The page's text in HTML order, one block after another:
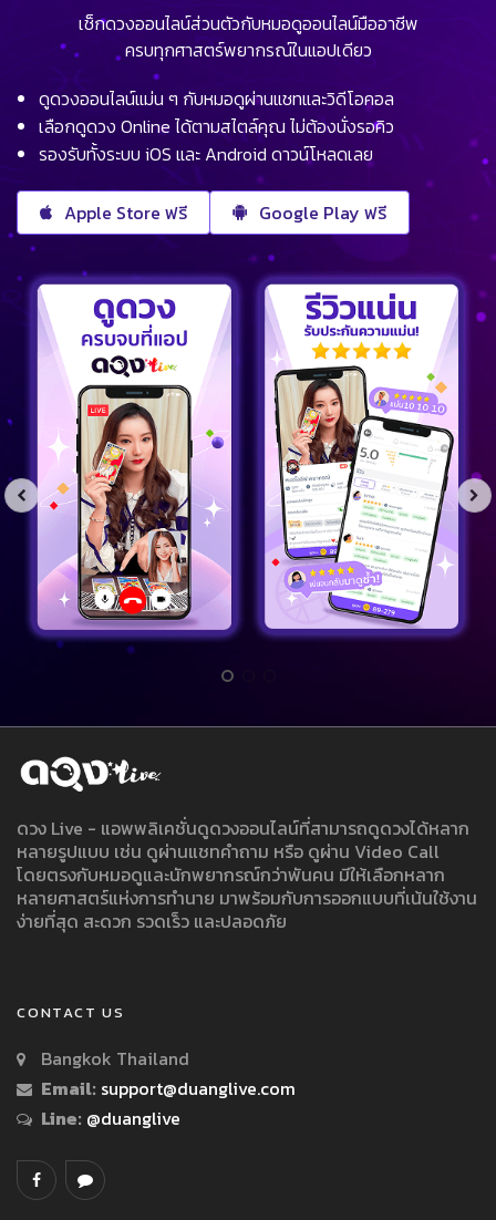
เช็กดวงออนไลน์ส่วนตัวกับหมอดูออนไลน์มืออาชีพ
ครบทุกศาสตร์พยากรณ์ในแอปเดียว
ดูดวงออนไลน์แม่น ๆ กับหมอดูผ่านแชทและวิดีโอคอล
เลือกดูดวง Online ได้ตามสไตล์คุณ ไม่ต้องนั่งรอคิว
รองรับทั้งระบบ iOS และ Android ดาวน์โหลดเลย
Apple Store ฟรี Google Play ฟรี
ดวง Live - แอพพลิเคชั่นดูดวงออนไลน์ที่สามารถดูดวงได้หลาก
หลายรูปแบบ เช่น ดูผ่านแชทคำถาม หรือ ดูผ่าน Video Call
โดยตรงกับหมอดูและนักพยากรณ์กว่าพันคน มีให้เลือกหลาก
หลายศาสตร์แห่งการทำนาย มาพร้อมกับการออกแบบที่เน้นใช้งาน
ง่ายที่สุด สะดวก รวดเร็ว และปลอดภัย
CONTACT US
Bangkok Thailand
Email: support@duanglive.com
Line: @duanglive